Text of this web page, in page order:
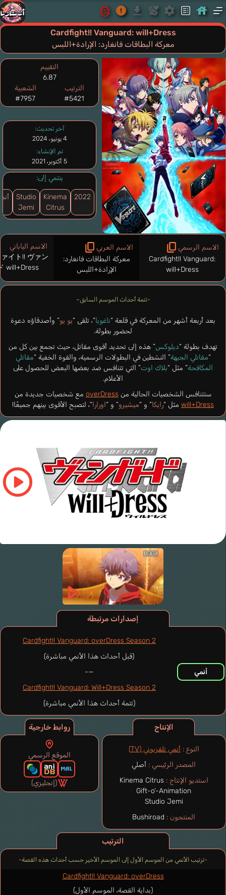
Cardfight!! Vanguard: will+Dress
معركة البطاقات فانغارد: الإرادة+اللبس
آخر تحديث:
4 يونيو، 2024
تم الإنشاء:
5 أكتوبر، 2021
ينتمي إلى:
2022
Kinema
Citrus
Studio
Jemi
-تتمة أحداث الموسم السابق–
بعد أربعة أشهر من المعركة في قلعة “ناغويا“، تلقى “يو يو” وأصدقاؤه دعوة
لحضور بطولة.
تهدف بطولة “ديلوكس” هذه إلى تحديد أقوى مقاتل، حيث تجمع بين كل من
“مقاتلي الجبهة” النشطين في البطولات الرسمية، والقوة الخفية “مقاتلي
المكافحة” مثل “بلاك اوت” التي تتنافس ضد بعضها البعض للحصول على
الأعلام.
ستتنافس الشخصيات الحالية منoverDress مع شخصيات جديدة من
will+Dress مثل “رايكا” و “ميشيرو” و “اورارا“، لتصبح الأقوى بينهم جميعًا!
الاسم الرسمي
Cardfight!! Vanguard:
will+Dress
الاسم العربي
معركة البطاقات فانغارد:
الإرادة+اللبس
الاسم الياباني
イト!! ヴァン
will+Dress
الإنتاج
النوع :أنمي تلفزيوني (TV)
المصدر الرئيسي : أصلي
استديو الإنتاج : Kinema Citrus
Gift-o’-Animation
Studio Jemi
المنتجون :
التقييم
6.87
الترتيب
#5421
الشعبية
#7957
إصدارات مرتبطة
أنمي
Cardfight!! Vanguard: overDress Season 2
(قبل أحداث هذا الأنمي مباشرة)
—-
Cardfight!! Vanguard: Will+Dress Season 2
(تتمة أحداث هذا الأنمي مباشرة)
الترتيب
-ترتيب الأنمي من الموسم الأول إلى الموسم الأخير حسب أحداث هذه القصة-
Cardfight!! Vanguard: overDress
(بداية القصة، الموسم الأول)
روابط خارجية
الموقع الرسمي
(إنجليزي)